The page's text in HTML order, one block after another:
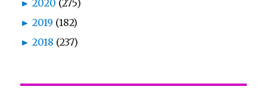
► 2020 (275)
► 2019 (182)
► 2018 (237)